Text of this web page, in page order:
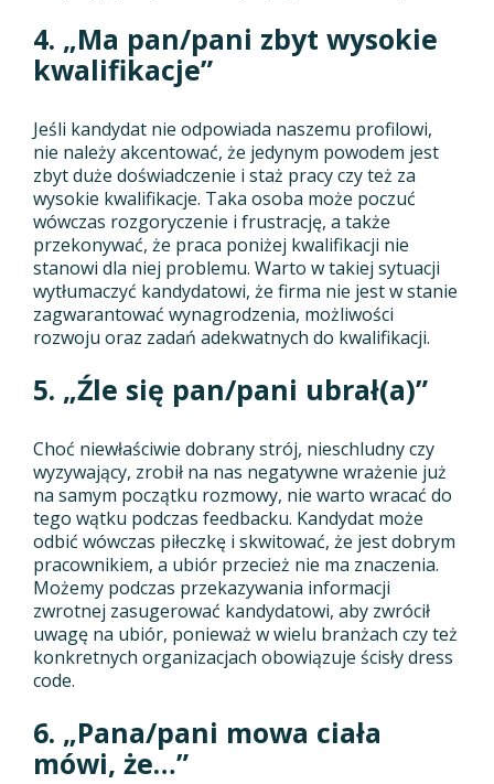
4. „Ma pan/pani zbyt wysokie
kwalifikacje”
Jeśli kandydat nie odpowiada naszemu profilowi,
nie należy akcentować, że jedynym powodem jest
zbyt duże doświadczenie i staż pracy czy też za
wysokie kwalifikacje. Taka osoba może poczuć
wówczas rozgoryczenie i frustrację, a także
przekonywać, że praca poniżej kwalifikacji nie
stanowi dla niej problemu. Warto w takiej sytuacji
wytłumaczyć kandydatowi, że firma nie jest w stanie
zagwarantować wynagrodzenia, możliwości
rozwoju oraz zadań adekwatnych do kwalifikacji.
5. „Źle się pan/pani ubrał(a)”
Choć niewłaściwie dobrany strój, nieschludny czy
wyzywający, zrobił na nas negatywne wrażenie już
na samym początku rozmowy, nie warto wracać do
tego wątku podczas feedbacku. Kandydat może
odbić wówczas piłeczkę i skwitować, że jest dobrym
pracownikiem, a ubiór przecież nie ma znaczenia.
Możemy podczas przekazywania informacji
zwrotnej zasugerować kandydatowi, aby zwrócił
uwagę na ubiór, ponieważ w wielu branżach czy też
konkretnych organizacjach obowiązuje ścisły dress
code.
6. „Pana/pani mowa ciała
mówi, że…”